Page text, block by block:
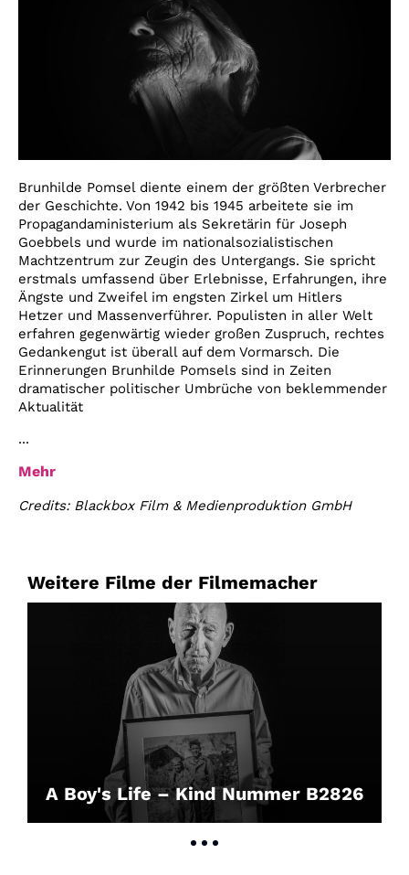
Brunhilde Pomsel diente einem der größten Verbrecher
der Geschichte. Von 1942 bis 1945 arbeitete sie im
Propagandaministerium als Sekretärin für Joseph
Goebbels und wurde im nationalsozialistischen
Machtzentrum zur Zeugin des Untergangs. Sie spricht
erstmals umfassend über Erlebnisse, Erfahrungen, ihre
Ängste und Zweifel im engsten Zirkel um Hitlers
Hetzer und Massenverführer. Populisten in aller Welt
erfahren gegenwärtig wieder großen Zuspruch, rechtes
Gedankengut ist überall auf dem Vormarsch. Die
Erinnerungen Brunhilde Pomsels sind in Zeiten
dramatischer politischer Umbrüche von beklemmender
Aktualität
...
Mehr
Credits: Blackbox Film & Medienproduktion GmbH
Weitere Filme der Filmemacher
A Boy's Life – Kind Nummer B2826